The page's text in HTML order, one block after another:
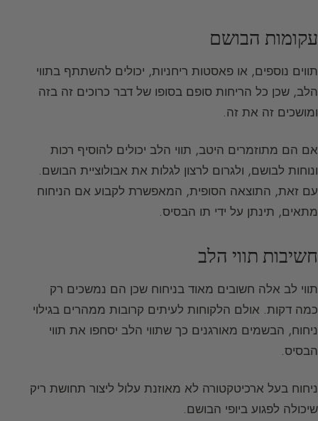
עקומות הבושם
תווים נוספים, או פאסטות ריחניות, יכולים להשתתף בתווי
הלב, שכן כל הריחות סופם בסופו של דבר כרוכים זה בזה
ומושכים זה את זה.
אם הם מתוזמרים היטב, תווי הלב יכולים להוסיף רכות
ונוחות לבושם, ולגרום לרצון לגלות את אבולוציית הבושם.
עם זאת, התוצאה הסופית, המאפשרת לקבוע אם הניחוח
מתאים, תינתן על ידי תו הבסיס.
חשיבות תווי הלב
תווי לב אלה חשובים מאוד בניחוח שכן הם נמשכים רק
כמה דקות. אולם הלקוחות לעיתים קרובות ממהרים בגילוי
ניחוח, הבשמים מאורגנים כך שתווי הלב יסחפו את תווי
הבסיס.
ניחוח בעל ארכיטקטורה לא מאוזנת עלול ליצור תחושת ריק
שיכולה לפגוע ביופי הבושם.